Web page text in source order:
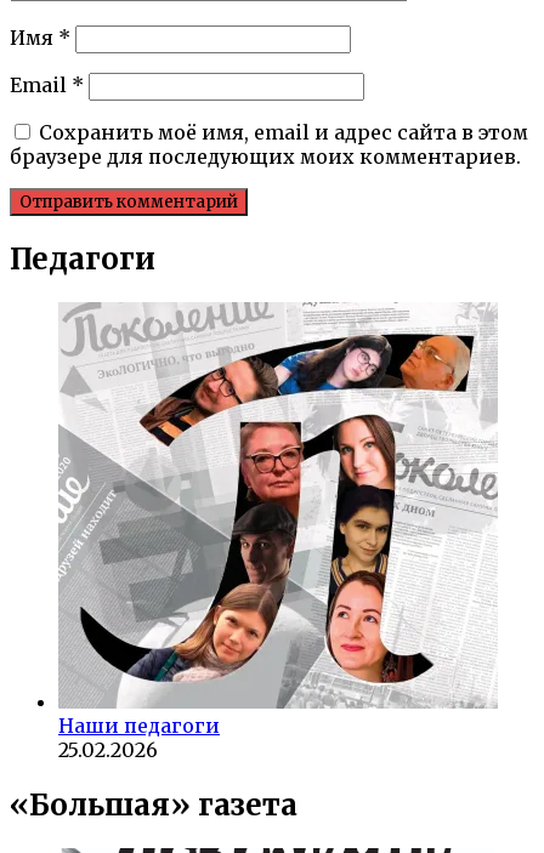
Имя *
Email *
Сохранить моё имя, email и адрес сайта в этом
браузере для последующих моих комментариев.
Педагоги
Наши педагоги
25.02.2026
«Большая» газета